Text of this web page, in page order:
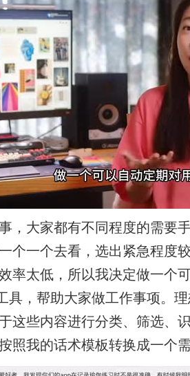
，大家都有不同程度的需要
个一个去看，选出紧急程度
率太低，所以我决定做一个
具，帮助大家做工作事项。
这些内容进行分类、筛选、
照我的话术模板转换成一个